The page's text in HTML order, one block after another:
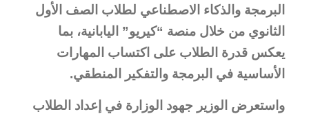
البرمجة والذكاء الاصطناعي لطلاب الصف الأول
الثانوي من خلال منصة “كيريو” اليابانية، بما
يعكس قدرة الطلاب على اكتساب المهارات
الأساسية في البرمجة والتفكير المنطقي.
واستعرض الوزير جهود الوزارة في إعداد الطلاب